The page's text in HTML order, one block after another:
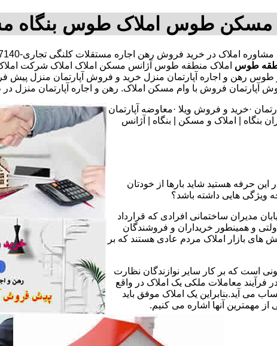
مسکن طوس املاک طوس بنگاه
طوس املاک منطقه طوس آژانس مسکن املاک املاک شرکت
طوس رهن و اجاره آپارتمان منزل خرید و فروش آپارتمان منزل
فروش با وام مسکن املاک. رهن و اجاره آپارتمان منزل
·خرید و فروش ویلا ·معاوضه آپارتمان
بنگاه | املاک و مسکن | بنگاه | آژانس
حرفه هستید شاید بارها از خودتان
ویژگی هایی داشته باشد؟
مدیران ساختمانی افرادی که قرارداد
و همینطور خریداران و فروشندگان
های بازار املاک مردم عادی هستند که بر
است که بر کار سایر نوازندگان نظارت
فرآیند معاملات ملکی یک املاک در واقع
می آید.بنابراین یک املاک موفق باید
مهمترین آنها اشاره می کنیم.